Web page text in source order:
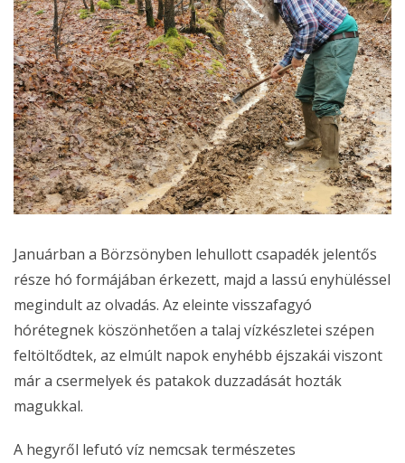
Januárban a Börzsönyben lehullott csapadék jelentős
része hó formájában érkezett, majd a lassú enyhüléssel
megindult az olvadás. Az eleinte visszafagyó
hórétegnek köszönhetően a talaj vízkészletei szépen
feltöltődtek, az elmúlt napok enyhébb éjszakái viszont
már a csermelyek és patakok duzzadását hozták
magukkal.
A hegyről lefutó víz nemcsak természetes